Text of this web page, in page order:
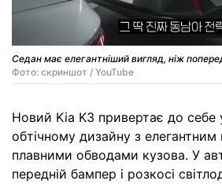
Седан має елегантніший вигляд, ніж
Фото: скриншот / YouTube
Новий Kia K3 привертає до себе
обтічному дизайну з
плавними обводами кузова. У
передній бампер і розкосі